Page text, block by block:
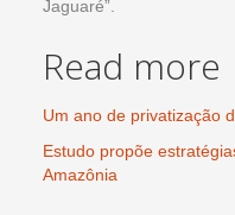
Jaguaré”.
Read more
Um ano de privatização
Estudo propõe
Amazônia